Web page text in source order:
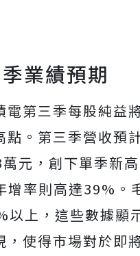
業績預期
電第三季每股純益
點。第三季營收預
元，創下單季新
增率則高達39%。
以上，這些數據顯
，使得市場對於即